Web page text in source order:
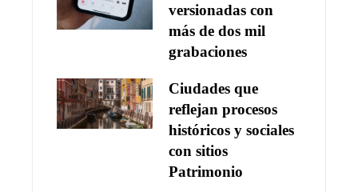
versionadas con
más de dos mil
grabaciones
Ciudades que
reflejan procesos
históricos y sociales
con sitios
Patrimonio